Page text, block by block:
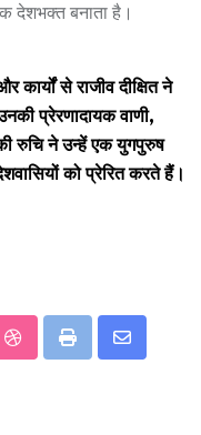
देशभक्त बनाता है।
से राजीव दीक्षित ने
प्रेरणादायक वाणी,
रुचि ने उन्हें एक युगपुरुष
को प्रेरित करते हैं।
StumbleUpon
Print
Share